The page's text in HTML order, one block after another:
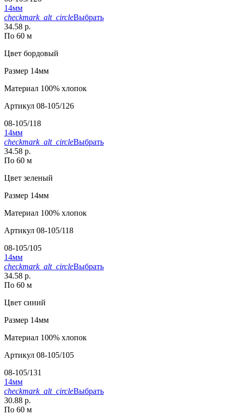
14мм
checkmark_alt_circleВыбрать
34.58 р.
По 60 м
Цвет бордовый
Размер 14мм
Материал 100% хлопок
Артикул 08-105/126
08-105/118
14мм
checkmark_alt_circleВыбрать
34.58 р.
По 60 м
Цвет зеленый
Размер 14мм
Материал 100% хлопок
Артикул 08-105/118
08-105/105
14мм
checkmark_alt_circleВыбрать
34.58 р.
По 60 м
Цвет синий
Размер 14мм
Материал 100% хлопок
Артикул 08-105/105
08-105/131
14мм
checkmark_alt_circleВыбрать
30.88 р.
По 60 м